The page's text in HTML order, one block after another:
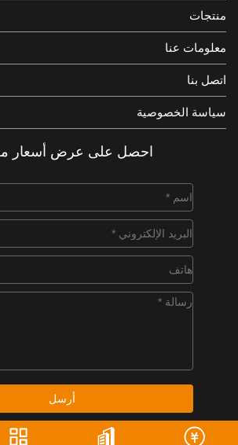
منتجات
معلومات عنا
اتصل بنا
سياسة الخصوصية
احصل على عرض أسعار